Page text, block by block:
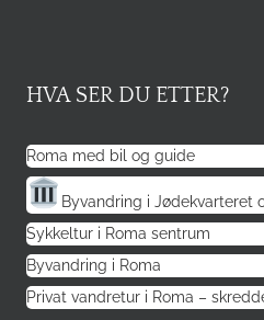
HVA SER DU ETTER?
Roma med bil og guide
Byvandring i Jødekvarteret
Sykkeltur i Roma sentrum
Byvandring i Roma
Privat vandretur i Roma –